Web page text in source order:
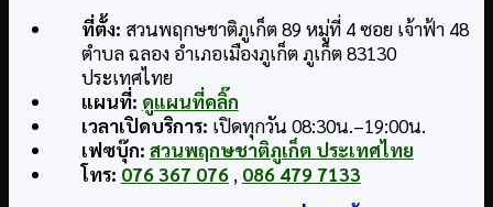
ที่ตั้ง: สวนพฤกษชาติภูเก็ต 89 หมู่ที่ 4 ซอย เจ้าฟ้า 48
ตำบล ฉลอง อำเภอเมืองภูเก็ต ภูเก็ต 83130
ประเทศไทย
แผนที่: ดูแผนที่คลิ๊ก
เวลาเปิดบริการ: เปิดทุกวัน 08:30น.–19:00น.
เฟซบุ๊ก: สวนพฤกษชาติภูเก็ต ประเทศไทย
โทร: 076 367 076, 086 479 7133